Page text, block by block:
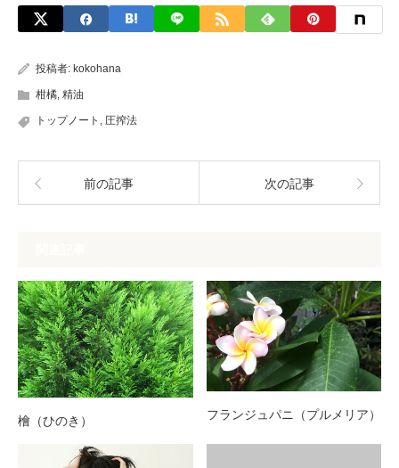
投稿者: kokohana
柑橘, 精油
トップノート , 圧搾法
前の記事 次の記事
檜（ひのき） フランジュパニ（プルメリア）